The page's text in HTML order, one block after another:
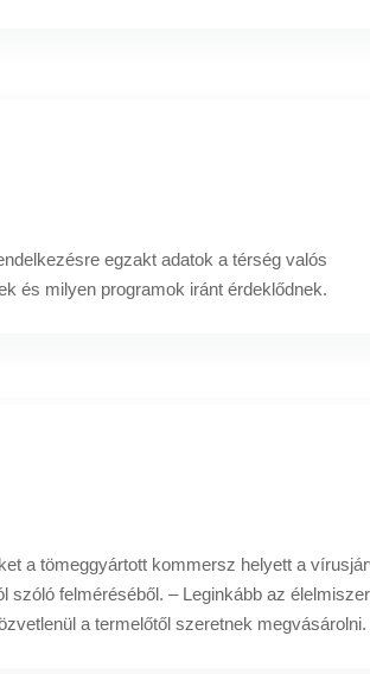
egzakt adatok a térség valós
és milyen programok iránt érdeklődnek.
a tömeggyártott kommersz helyett a
felméréséből. – Leginkább az
a termelőtől szeretnek megvásárolni.